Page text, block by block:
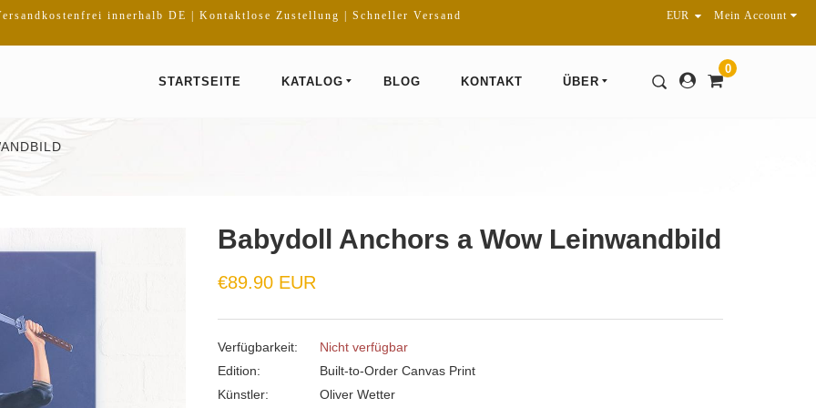
innerhalb DE | Kontaktlose Zustellung | Schneller Versand Mein Account
0
STARTSEITE
KATALOG BLOG KONTAKT ÜBER
Babydoll Anchors a Wow Leinwandbild
€89.90 EUR
Verfügbarkeit:
Nicht verfügbar
Edition:
Built-to-Order Canvas Print
Künstler:
Oliver Wetter